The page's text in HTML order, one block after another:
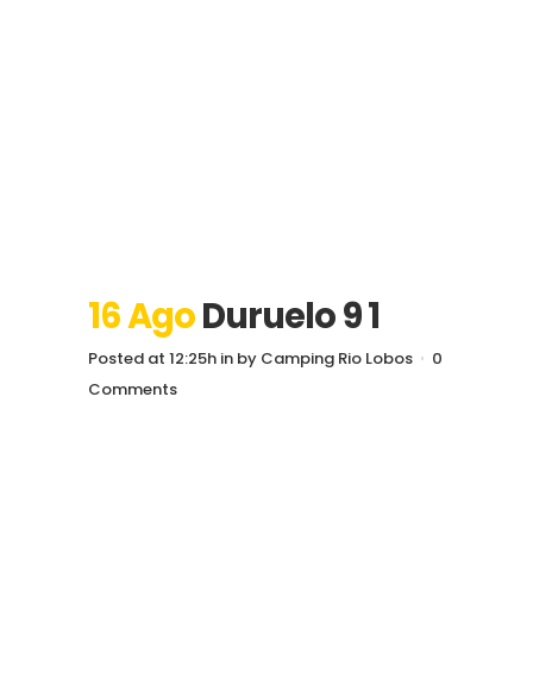
16 AgoDuruelo 9 1
Posted at 12:25h in by Camping Rio Lobos
0
Comments